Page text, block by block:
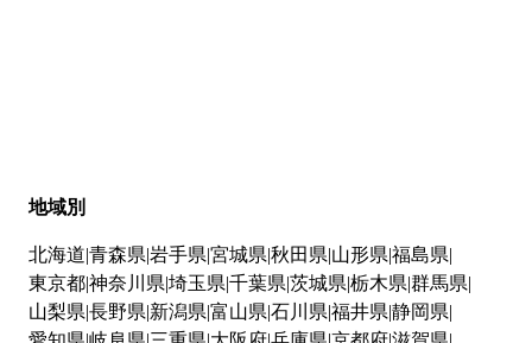
地域別
北海道 青森県 岩手県 宮城県 秋田県 山形県 福島県
東京都神奈川県 埼玉県 千葉県 茨城県 栃木県 群馬県
山梨県 長野県 新潟県 富山県 石川県 福井県 静岡県